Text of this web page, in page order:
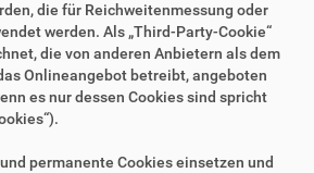
die für Reichweitenmessung oder
werden. Als „Third-Party-Cookie“
die von anderen Anbietern als dem
Onlineangebot betreibt, angeboten
es nur dessen Cookies sind spricht
permanente Cookies einsetzen und